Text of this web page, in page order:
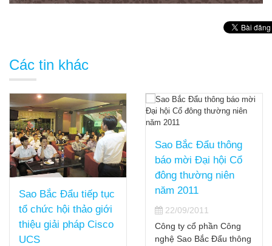
Các tin khác
Sao Bắc Đẩu tiếp tục
tổ chức hội thảo giới
thiệu giải pháp Cisco
UCS
Sao Bắc Đẩu thông
báo mời Đại hội Cổ
đông thường niên
năm 2011
22/09/2011
Công ty cổ phần Công
nghệ Sao Bắc Đẩu thông